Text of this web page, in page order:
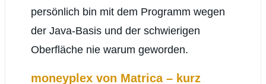
persönlich bin mit dem Programm wegen
der Java-Basis und der schwierigen
Oberfläche nie warum geworden.
moneyplex von Matrica – kurz